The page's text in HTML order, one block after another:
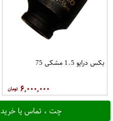
چت ، تماس یا خرید
بکس درایو 1.5 مشکی 75
۶,۰۰۰,۰۰۰